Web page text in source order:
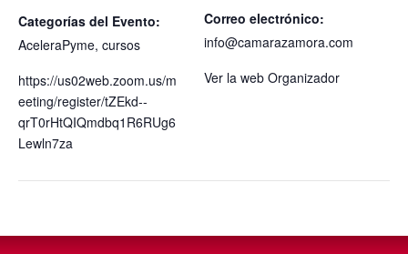
Categorías del Evento:
AceleraPyme, cursos
https://us02web.zoom.us/m
eeting/register/tZEkd--
qrT0rHtQIQmdbq1R6RUg6
Lewln7za
Correo electrónico:
info@camarazamora.com
Ver la web Organizador